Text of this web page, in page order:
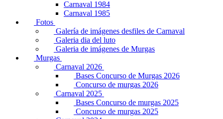
Carnaval 1984
Carnaval 1985
Fotos
Galería de imágenes desfiles de Carnaval
Galeria dia del luto
Galeria de imágenes de Murgas
Murgas
Carnaval 2026
Bases Concurso de Murgas 2026
Concurso de murgas 2026
Carnaval 2025
Bases Concurso de murgas 2025
Concurso de murgas 2025